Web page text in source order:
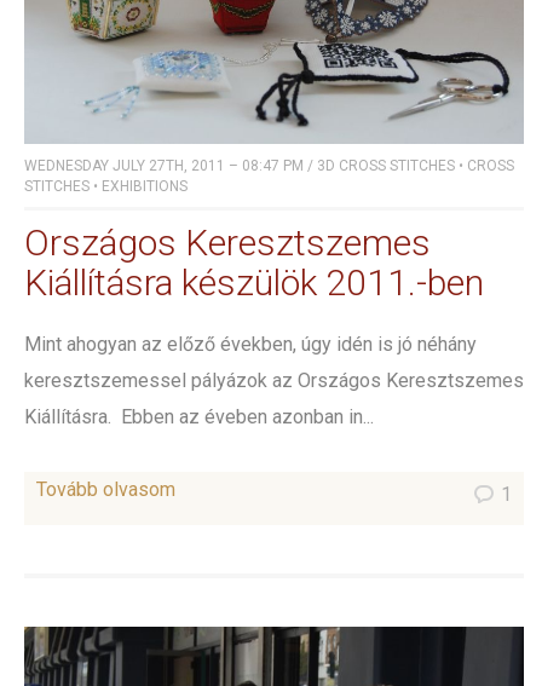
WEDNESDAY JULY 27TH, 2011 – 08:47 PM / 3D CROSS STITCHES • CROSS
STITCHES • EXHIBITIONS
Országos Keresztszemes
Kiállításra készülök 2011.-ben
Mint ahogyan az előző években, úgy idén is jó néhány
keresztszemessel pályázok az Országos Keresztszemes
Kiállításra. Ebben az éveben azonban in...
Tovább olvasom 1